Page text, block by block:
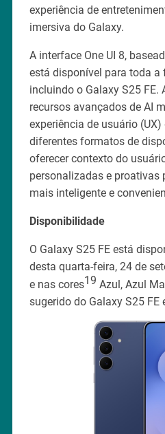
experiência de
imersiva do Galaxy.
A interface One UI 8,
está disponível para toda a
incluindo o Galaxy S25 FE.
recursos avançados de AI
experiência de usuário
diferentes formatos de
oferecer contexto do
personalizadas e proativas
mais inteligente e
Disponibilidade
O Galaxy S25 FE está
desta quarta-feira, 24 de
e nas cores19 Azul, Azul
sugerido do Galaxy S25 FE